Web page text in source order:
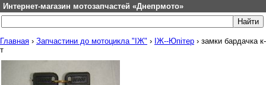
Интернет-магазин мотозапчастей «Днепрмото»
Главная › Запчастини до мотоцикла "ІЖ" › ІЖ--Юпітер › замки бардачка к-
т